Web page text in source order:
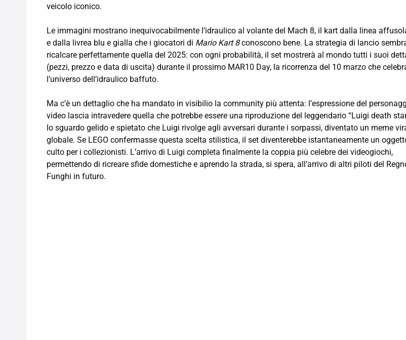
veicolo iconico.
Le immagini mostrano inequivocabilmente l’idraulico al volante del Mach 8, il kart dalla linea
e dalla livrea blu e gialla che i giocatori di Mario Kart 8conoscono bene. La strategia di lancio
ricalcare perfettamente quella del 2025: con ogni probabilità, il set mostrerà al mondo tutti i suoi
(pezzi, prezzo e data di uscita) durante il prossimo MAR10 Day, la ricorrenza del 10 marzo che
l’universo dell’idraulico baffuto.
Ma c’è un dettaglio che ha mandato in visibilio la community più attenta: l’espressione del
video lascia intravedere quella che potrebbe essere una riproduzione del leggendario “Luigi death
lo sguardo gelido e spietato che Luigi rivolge agli avversari durante i sorpassi, diventato un meme
globale. Se LEGO confermasse questa scelta stilistica, il set diventerebbe istantaneamente un
culto per i collezionisti. L’arrivo di Luigi completa finalmente la coppia più celebre dei videogiochi,
permettendo di ricreare sfide domestiche e aprendo la strada, si spera, all’arrivo di altri piloti del
Funghi in futuro.